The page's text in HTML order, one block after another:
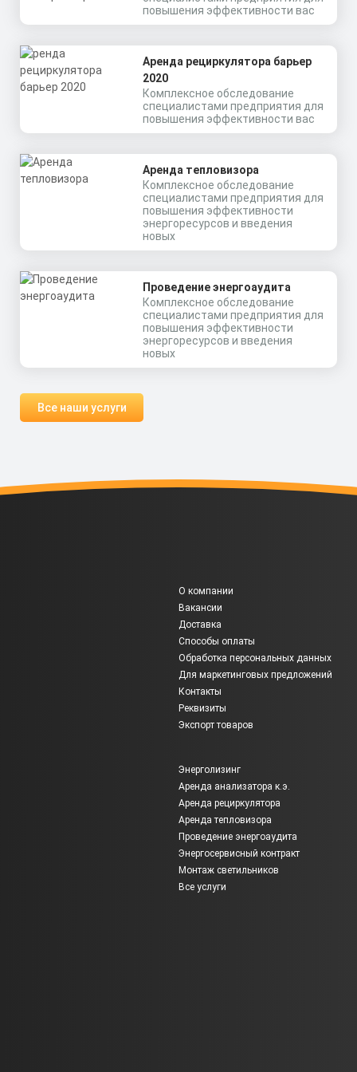
Мощность: 186 Вт
0,95 cos
Материал корпуса:
Экструдированный
алюминиевый профиль
(анодированный), рассеиватель
Цена по запросу
Заказать
Скачать
КП
алюминиевый профиль
силиконовой прокладкой.
Заказать
Скачать
КП
повышения эффективности вас
Аренда рециркулятора барьер
2020
Комплексное обследование
специалистами предприятия для
повышения эффективности вас
Аренда тепловизора
Комплексное обследование
специалистами предприятия для
повышения эффективности
энергоресурсов и введения
новых
Проведение энергоаудита
Комплексное обследование
специалистами предприятия для
повышения эффективности
энергоресурсов и введения
новых
Все наши услуги
О компании
Вакансии
Доставка
Способы оплаты
Обработка персональных данных
Для маркетинговых предложений
Контакты
Реквизиты
Экспорт товаров
Энерголизинг
Аренда анализатора к.э.
Аренда рециркулятора
Аренда тепловизора
Проведение энергоаудита
Энергосервисный контракт
Монтаж светильников
Все услуги